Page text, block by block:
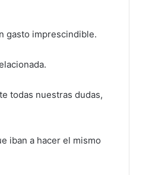
gasto imprescindible.
todas nuestras dudas,
iban a hacer el mismo